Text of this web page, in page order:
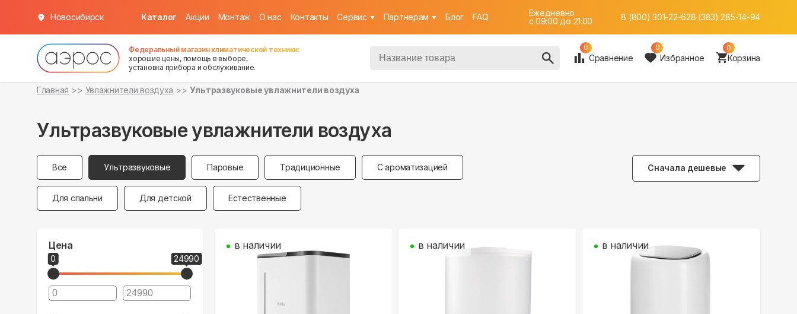
Новосибирск Каталог Акции Монтаж О нас Контакты Cервис Партнерам Блог FAQ
Ежедневно
c 09:00 до 21:00
8 (800) 301-22-628 (383) 285-14-94
Федеральный магазин климатической техники:
хорошие цены, помощь в выборе,
установка прибора и обслуживание.
0
Сравнение
0
Избранное
0
Корзина
Главная Увлажнители воздуха Ультразвуковые увлажнители воздуха
Ультразвуковые увлажнители воздуха
Все Ультразвуковые Паровые Традиционные С ароматизацией
Для спальни Для детской Естественные
Сначала дешевые
Цена
0 24990
в наличии в наличии в наличии